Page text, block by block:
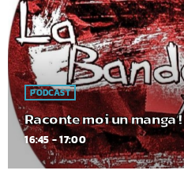
PODCAST
Raconte moi un manga !
16:45 - 17:00